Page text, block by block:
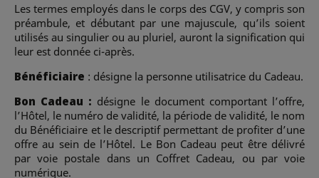
Les termes employés dans le corps des CGV, y compris son
préambule, et débutant par une majuscule, qu’ils soient
utilisés au singulier ou au pluriel, auront la signification qui
leur est donnée ci-après.
Bénéficiaire : désigne la personne utilisatrice du Cadeau.
Bon Cadeau : désigne le document comportant l’offre,
l’Hôtel, le numéro de validité, la période de validité, le nom
du Bénéficiaire et le descriptif permettant de profiter d’une
offre au sein de l’Hôtel. Le Bon Cadeau peut être délivré
par voie postale dans un Coffret Cadeau, ou par voie
numérique.